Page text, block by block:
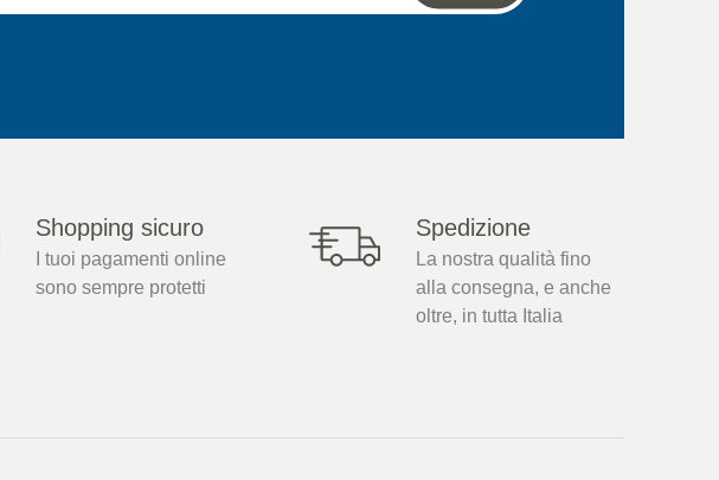
Shopping sicuro
I tuoi pagamenti online
sono sempre protetti
Spedizione
La nostra qualità fino
alla consegna, e anche
oltre, in tutta Italia